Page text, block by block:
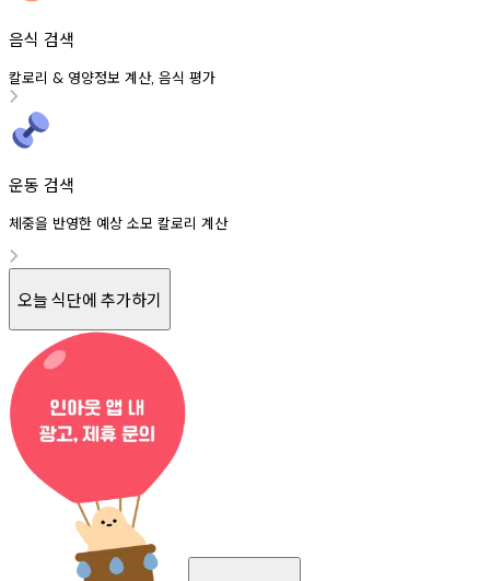
음식 검색
칼로리 & 영양정보 계산, 음식 평가
운동 검색
체중을 반영한 예상 소모 칼로리 계산
오늘 식단에 추가하기